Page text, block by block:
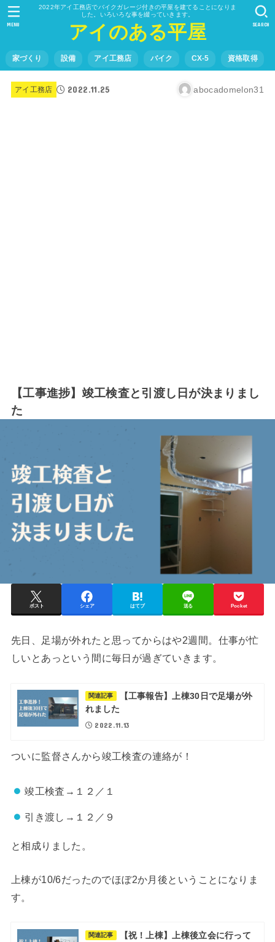
2022年アイ工務店でバイクガレージ付きの平屋を建てることになりま
した。いろいろな事を綴っていきます。
アイのある平屋
家づくり 設備 アイ工務店 バイク CX-5 資格取得
SEARCH
MENU
アイ工務店 2022.11.25 abocadomelon31
【工事進捗】竣工検査と引渡し日が決まりまし
た
ポスト シェア はてブ 送る Pocket
先日、足場が外れたと思ってからはや2週間。仕事が忙
しいとあっという間に毎日が過ぎていきます。
関連記事
【工事報告】上棟30日で足場が外
れました
2022.11.13
ついに監督さんから竣工検査の連絡が！
竣工検査→１２／１
引き渡し→１２／９
と相成りました。
上棟が10/6だったのでほぼ2か月後ということになりま
す。
関連記事
【祝！上棟】上棟後立会に行って